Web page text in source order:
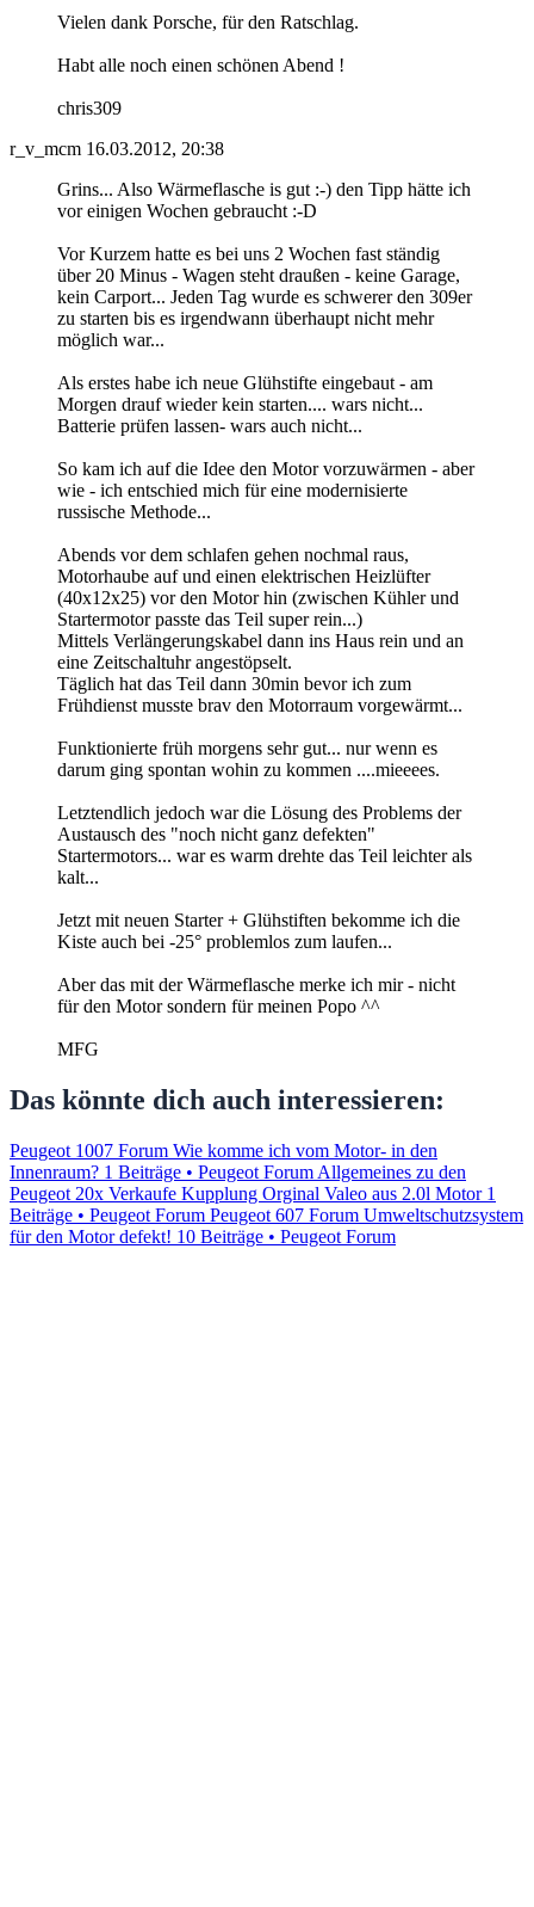
Vielen dank Porsche, für den Ratschlag.
Habt alle noch einen schönen Abend !
chris309
r_v_mcm 16.03.2012, 20:38
Grins... Also Wärmeflasche is gut :-) den Tipp hätte ich
vor einigen Wochen gebraucht :-D
Vor Kurzem hatte es bei uns 2 Wochen fast ständig
über 20 Minus - Wagen steht draußen - keine Garage,
kein Carport... Jeden Tag wurde es schwerer den 309er
zu starten bis es irgendwann überhaupt nicht mehr
möglich war...
Als erstes habe ich neue Glühstifte eingebaut - am
Morgen drauf wieder kein starten.... wars nicht...
Batterie prüfen lassen- wars auch nicht...
So kam ich auf die Idee den Motor vorzuwärmen - aber
wie - ich entschied mich für eine modernisierte
russische Methode...
Abends vor dem schlafen gehen nochmal raus,
Motorhaube auf und einen elektrischen Heizlüfter
(40x12x25) vor den Motor hin (zwischen Kühler und
Startermotor passte das Teil super rein...)
Mittels Verlängerungskabel dann ins Haus rein und an
eine Zeitschaltuhr angestöpselt.
Täglich hat das Teil dann 30min bevor ich zum
Frühdienst musste brav den Motorraum vorgewärmt...
Funktionierte früh morgens sehr gut... nur wenn es
darum ging spontan wohin zu kommen ....mieeees.
Letztendlich jedoch war die Lösung des Problems der
Austausch des "noch nicht ganz defekten"
Startermotors... war es warm drehte das Teil leichter als
kalt...
Jetzt mit neuen Starter + Glühstiften bekomme ich die
Kiste auch bei -25° problemlos zum laufen...
Aber das mit der Wärmeflasche merke ich mir - nicht
für den Motor sondern für meinen Popo ^^
MFG
Das könnte dich auch interessieren:
Peugeot 1007 Forum Wie komme ich vom Motor- in den
Innenraum? 1 Beiträge • Peugeot Forum Allgemeines zu den
Peugeot 20x Verkaufe Kupplung Orginal Valeo aus 2.0l Motor 1
Beiträge • Peugeot Forum Peugeot 607 Forum Umweltschutzsystem
für den Motor defekt! 10 Beiträge • Peugeot Forum